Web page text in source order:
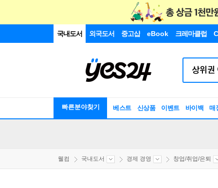
국내도서 외국도서 중고샵 eBook 크레마클럽
빠른분야찾기 베스트 신상품 이벤트 바이백 매
웰컴 국내도서 경제 경영 창업/취업/은퇴